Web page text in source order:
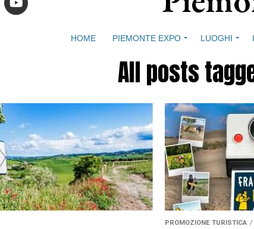
HOME PIEMONTE EXPO LUOGHI
All posts
PROMOZIONE TURISTICA